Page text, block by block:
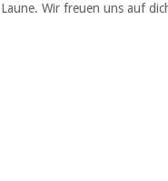
Laune. Wir freuen uns auf